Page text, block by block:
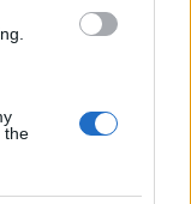
the
και
του, αφού δεν
σεζόν.